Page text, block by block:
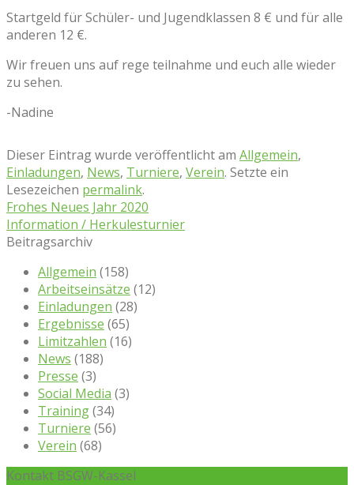
Startgeld für Schüler- und Jugendklassen 8 € und für alle
anderen 12 €.
Wir freuen uns auf rege teilnahme und euch alle wieder
zu sehen.
-Nadine
Dieser Eintrag wurde veröffentlicht am Allgemein,
Einladungen, News, Turniere, Verein. Setzte ein
Lesezeichen permalink.
Frohes Neues Jahr 2020
Information / Herkulesturnier
Beitragsarchiv
Allgemein (158)
Arbeitseinsätze (12)
Einladungen (28)
Ergebnisse (65)
Limitzahlen (16)
News (188)
Presse (3)
Social Media (3)
Training(34)
Turniere (56)
Verein (68)
Kontakt BSGW-Kassel